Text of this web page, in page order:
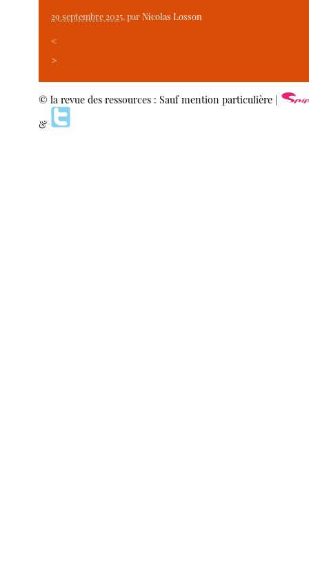
29 septembre 2025, parNicolas Losson
<
>
© la revue des ressources : Sauf mention particulière |
&